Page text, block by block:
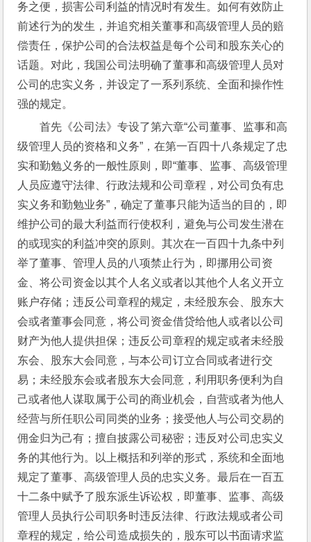
务之便，损害公司利益的情况时有发生。如何有效防止
前述行为的发生，并追究相关董事和高级管理人员的赔
偿责任，保护公司的合法权益是每个公司和股东关心的
话题。对此，我国公司法明确了董事和高级管理人员对
公司的忠实义务，并设定了一系列系统、全面和操作性
强的规定。
首先《公司法》专设了第六章“公司董事、监事和高
级管理人员的资格和义务”，在第一百四十八条规定了忠
实和勤勉义务的一般性原则，即“董事、监事、高级管理
人员应遵守法律、行政法规和公司章程，对公司负有忠
实义务和勤勉业务”，确定了董事只能为适当的目的，即
维护公司的最大利益而行使权利，避免与公司发生潜在
的或现实的利益冲突的原则。其次在一百四十九条中列
举了董事、管理人员的八项禁止行为，即挪用公司资
金、将公司资金以其个人名义或者以其他个人名义开立
账户存储；违反公司章程的规定，未经股东会、股东大
会或者董事会同意，将公司资金借贷给他人或者以公司
财产为他人提供担保；违反公司章程的规定或者未经股
东会、股东大会同意，与本公司订立合同或者进行交
易；未经股东会或者股东大会同意，利用职务便利为自
己或者他人谋取属于公司的商业机会，自营或者为他人
经营与所任职公司同类的业务；接受他人与公司交易的
佣金归为己有；擅自披露公司秘密；违反对公司忠实义
务的其他行为。以上概括和列举的形式，系统和全面地
规定了董事、高级管理人员的忠实义务。最后在一百五
十二条中赋予了股东派生诉讼权，即董事、监事、高级
管理人员执行公司职务时违反法律、行政法规或者公司
章程的规定，给公司造成损失的，股东可以书面请求监